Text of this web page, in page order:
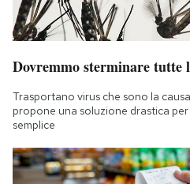
Dovremmo sterminare tutte
Trasportano virus che sono la
propone una soluzione drastica
semplice